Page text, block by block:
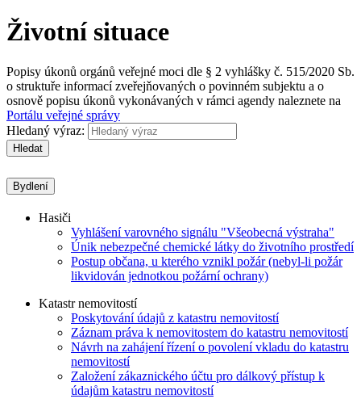
Životní situace
Popisy úkonů orgánů veřejné moci dle § 2 vyhlášky č. 515/2020 Sb.
o struktuře informací zveřejňovaných o povinném subjektu a o
osnově popisu úkonů vykonávaných v rámci agendy naleznete na
Portálu veřejné správy
Hledaný výraz:
Hledat
Bydlení
Hasiči
Vyhlášení varovného signálu "Všeobecná výstraha"
Únik nebezpečné chemické látky do životního prostředí
Postup občana, u kterého vznikl požár (nebyl-li požár
likvidován jednotkou požární ochrany)
Katastr nemovitostí
Poskytování údajů z katastru nemovitostí
Záznam práva k nemovitostem do katastru nemovitostí
Návrh na zahájení řízení o povolení vkladu do katastru
nemovitostí
Založení zákaznického účtu pro dálkový přístup k
údajům katastru nemovitostí